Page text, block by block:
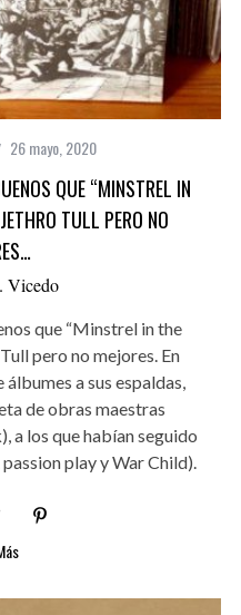
26 mayo, 2020
QUE “MINSTREL IN
TULL PERO NO
Vicedo
que “Minstrel in the
pero no mejores. En
a sus espaldas,
de obras maestras
a los que habían seguido
play y War Child).